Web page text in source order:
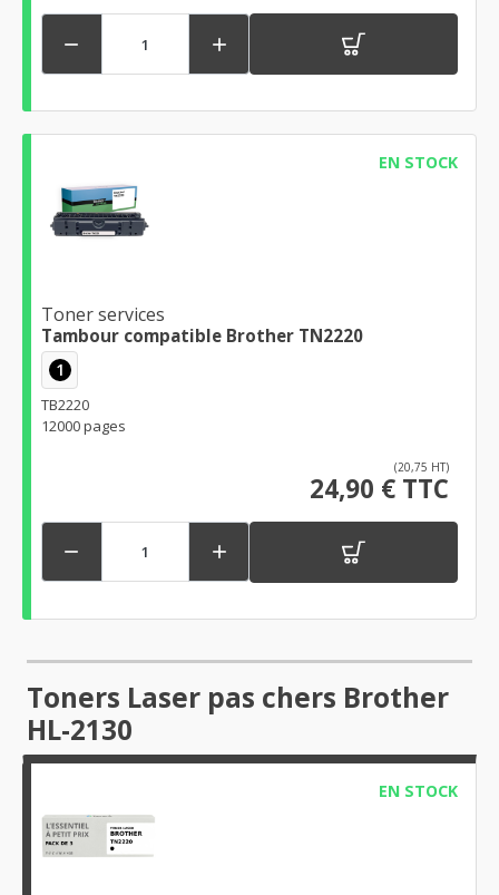
 
EN STOCK
Toner services
Tambour compatible Brother TN2220
1
TB2220
12000 pages
(20,75 HT)
24,90 € TTC
 
Toners Laser pas chers Brother
HL-2130
EN STOCK